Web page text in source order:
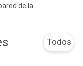
de la
Todos